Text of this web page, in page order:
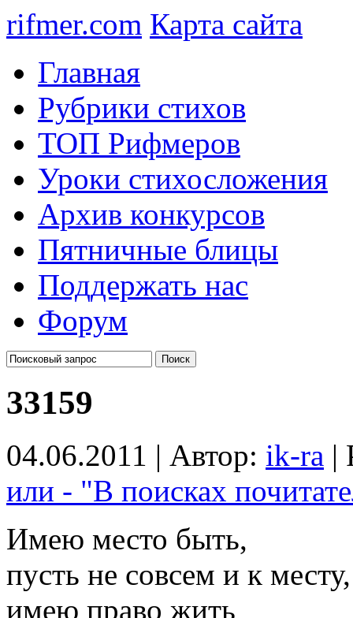
rifmer.com Карта сайта
Главная
Рубрики стихов
ТОП Рифмеров
Уроки стихосложения
Архив конкурсов
Пятничные блицы
Поддержать нас
Форум
33159
04.06.2011 | Автор: ik-ra |
или - "В поисках
Имею место быть,
пусть не совсем и к месту,
имею право жить